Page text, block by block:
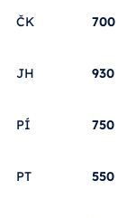
ČK 700
JH 930
PÍ 750
PT 550